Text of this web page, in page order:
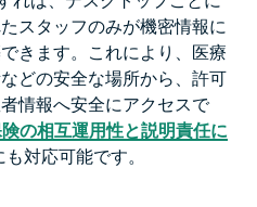
スタッフのみが機密情報に
きます。これにより、医療
どの安全な場所から、許可
情報へ安全にアクセスで
の相互運用性と説明責任に
対応可能です。